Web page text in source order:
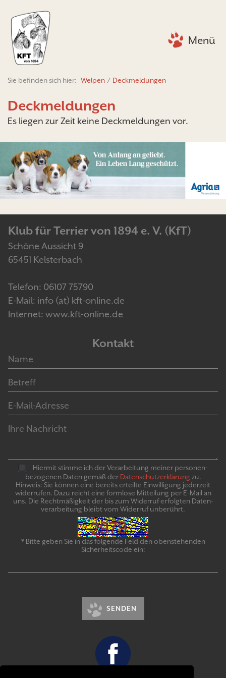
Menü
Sie befinden sich hier: Welpen / Deckmeldungen
Deckmeldungen
Es liegen zur Zeit keine Deckmeldungen vor.
Klub für Terrier von 1894 e. V. (KfT)
Schöne Aussicht 9
65451 Kelsterbach
Telefon: 06107 75790
E-Mail: info (at) kft-online.de
Internet: www.kft-online.de
Kontakt
Hiermit stimme ich der Verarbeitung meiner personen­
bezogenen Daten gemäß der Daten­schutz­er­klär­ung zu.
Hinweis: Sie können eine bereits erteilte Ein­willigung jeder­zeit
widerrufen. Dazu reicht eine formlose Mitteilung per E-Mail an
uns. Die Recht­mäßigkeit der bis zum Widerruf erfolgten Daten­
verarbeitung bleibt vom Wider­ruf un­be­rührt.
* Bitte geben Sie in das folgende Feld den obenstehenden
Sicherheitscode ein:
SENDEN